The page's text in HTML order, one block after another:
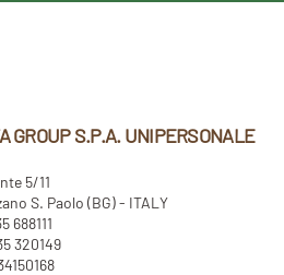
GROUP S.P.A. UNIPERSONALE
5/11
S. Paolo (BG) - ITALY
688111
320149